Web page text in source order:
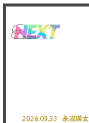
2026.03.23 永沼瑛太